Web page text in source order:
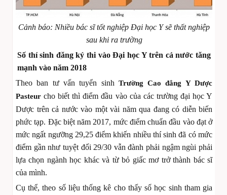
Cảnh báo: Nhiều bác sĩ tốt nghiệp Đại học Y sẽ thất nghiệp
sau khi ra trường
Số thí sinh đăng ký thi vào Đại học Y trên cả nước tăng
mạnh vào năm 2018
Theo ban tư vấn tuyển sinh Trường Cao đẳng Y Dược
Pasteur cho biết thì điểm đầu vào của các trường đại học Y
Dược trên cả nước vào một vài năm qua đang có diễn biến
phức tạp. Đặc biệt năm 2017, mức điểm chuẩn đầu vào đạt ở
mức ngất ngưỡng 29,25 điểm khiến nhiều thí sinh đã có mức
điểm gần như tuyệt đối 29/30 vẫn đành phải ngậm ngùi phải
lựa chọn ngành học khác và từ bỏ giấc mơ trở thành bác sĩ
của mình.
Cụ thể, theo số liệu thống kê cho thấy số học sinh tham gia